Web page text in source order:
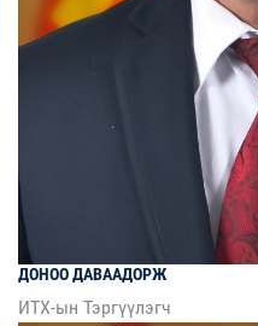
ДОНООДАВААДОРЖ
ИТХ-ын Тэргүүлэгч